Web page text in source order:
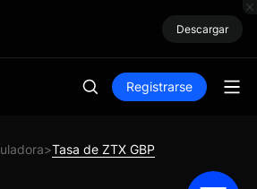
Descargar
Registrarse
>Tasa de ZTX GBP